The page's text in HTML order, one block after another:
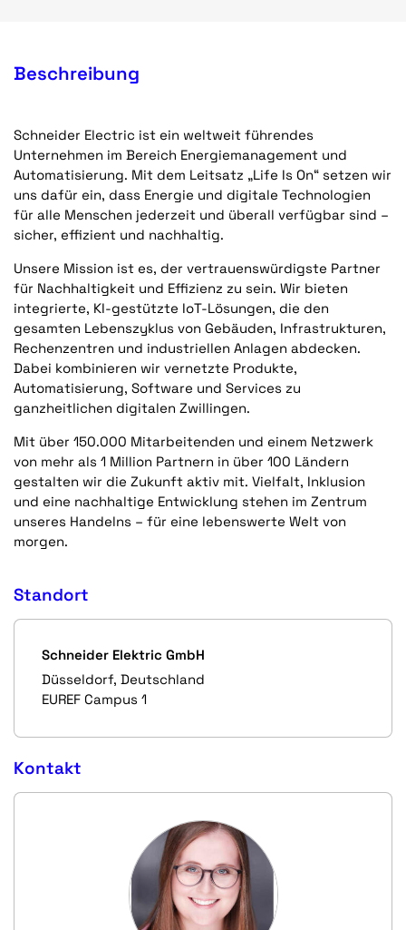
Beschreibung
Schneider Electric ist ein weltweit führendes
Unternehmen im Bereich Energiemanagement und
Automatisierung. Mit dem Leitsatz „Life Is On“ setzen wir
uns dafür ein, dass Energie und digitale Technologien
für alle Menschen jederzeit und überall verfügbar sind –
sicher, effizient und nachhaltig.
Unsere Mission ist es, der vertrauenswürdigste Partner
für Nachhaltigkeit und Effizienz zu sein. Wir bieten
integrierte, KI-gestützte IoT-Lösungen, die den
gesamten Lebenszyklus von Gebäuden, Infrastrukturen,
Rechenzentren und industriellen Anlagen abdecken.
Dabei kombinieren wir vernetzte Produkte,
Automatisierung, Software und Services zu
ganzheitlichen digitalen Zwillingen.
Mit über 150.000 Mitarbeitenden und einem Netzwerk
von mehr als 1 Million Partnern in über 100 Ländern
gestalten wir die Zukunft aktiv mit. Vielfalt, Inklusion
und eine nachhaltige Entwicklung stehen im Zentrum
unseres Handelns – für eine lebenswerte Welt von
morgen.
Standort
Schneider Elektric GmbH
Düsseldorf, Deutschland
EUREF Campus 1
Kontakt